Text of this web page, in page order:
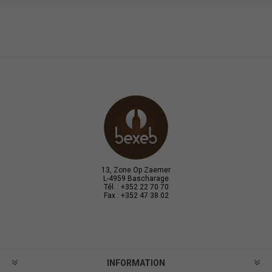
13, Zone Op Zaemer
L-4959 Bascharage
Tél. : +352 22 70 70
Fax : +352 47 38 02
INFORMATION